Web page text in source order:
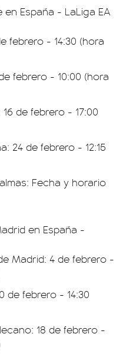
España - LaLiga EA
febrero - 14:30 (hora
febrero - 10:00 (hora
de febrero - 17:00
24 de febrero - 12:15
Fecha y horario
en España -
Madrid: 4 de febrero -
de febrero - 14:30
18 de febrero -